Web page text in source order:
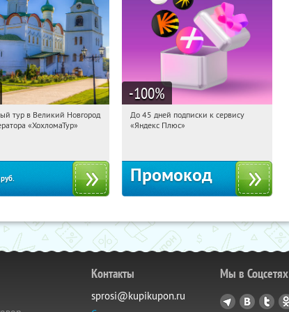
Купили:2
тур в Великий Новгород
«ХохломаТур»
руб.
-100%
08:21:26 Получили:
До 45 дней подписки к сервису
«Яндекс Плюс»
Промокод
Контакты
sprosi@kupikupon.ru
Мы в Соцсетях